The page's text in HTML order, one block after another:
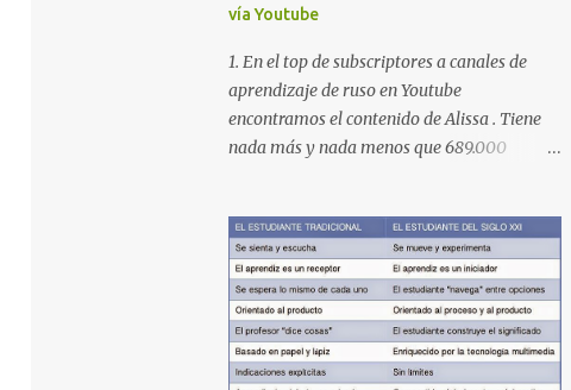
vía Youtube
1. En el top de subscriptores a canales de
aprendizaje de ruso en Youtube
encontramos el contenido de Alissa . Tiene
nada más y nada menos que 689.000
16 carpetas con diferente contenido para
aprender expresiones, cultura, cocina etc.
https://www.youtube.com/@AlissaOfficial/p
laylists 2. Canal de Anastasia G . con
224.000 subscriptores y 97 vídeos en
septiembre de 2024. Anastasia tiene una